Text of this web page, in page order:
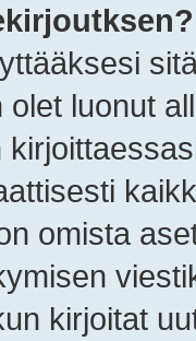
luonut
omista
kirjoitat